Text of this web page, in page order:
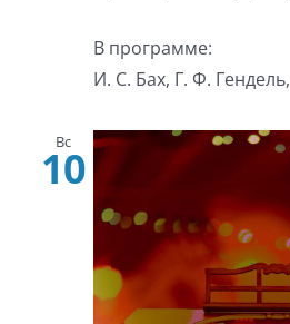
В программе:
И. С. Бах, Г. Ф.
Вс
10